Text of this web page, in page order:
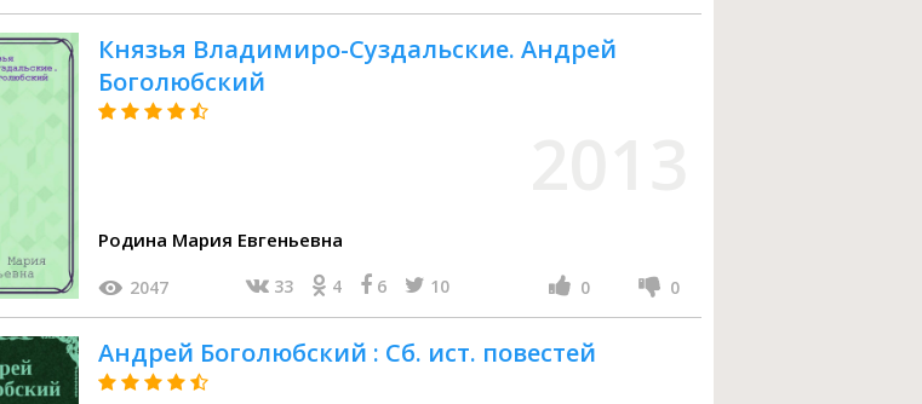
Князья Владимиро-Суздальские. Андрей
Боголюбский
Родина Мария Евгеньевна
2047 33 4 6 10 0 0
Андрей Боголюбский : Сб. ист. повестей